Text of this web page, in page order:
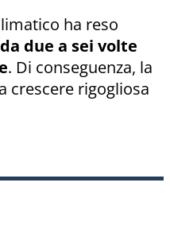
ha reso
da due a sei volte
. Di conseguenza, la
crescere rigogliosa